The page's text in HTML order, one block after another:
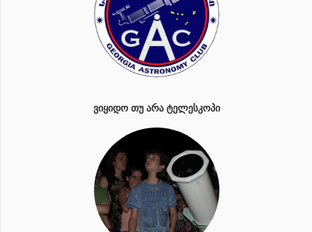
ᲕᲘᲧᲘᲓᲝ ᲗᲣ ᲐᲠᲐ ᲢᲔᲚᲔᲡᲙᲝᲞᲘ